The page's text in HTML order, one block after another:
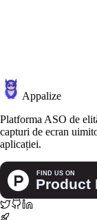
Appalize
Platforma ASO de
capturi de ecran
aplicației.